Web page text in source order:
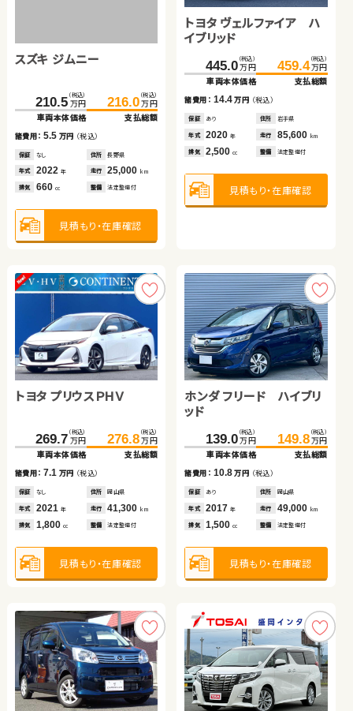
スズキ ジムニー
210.5 （税込）
万円
車両本体価格
216.0 （税込）
万円
支払総額
諸費用：5.5 万円 （税込）
保証 なし 住所 長野県
年式 2022 年 走行 25,000 km
排気 660 cc 整備 法定整備付
見積もり・在庫確認
トヨタ ヴェルファイア ハ
イブリッド
445.0 （税込）
万円
車両本体価格
459.4 （税込）
万円
支払総額
諸費用： 14.4万円 （税込）
保証 あり 住所 岩手県
年式 2020年 走行 85,600 km
排気 2,500cc 整備 法定整備付
見積もり・在庫確認
トヨタ プリウスＰＨＶ
269.7 （税込）
万円
車両本体価格
276.8 （税込）
万円
支払総額
諸費用：7.1 万円 （税込）
保証 なし 住所 岡山県
年式 2021 年 走行 41,300 km
排気 1,800 cc 整備 法定整備付
見積もり・在庫確認
ホンダ フリード ハイブリ
ッド
139.0 （税込）
万円
車両本体価格
149.8 （税込）
万円
支払総額
諸費用： 10.8万円 （税込）
保証 あり 住所 岡山県
年式 2017年 走行 49,000 km
排気 1,500cc 整備 法定整備付
見積もり・在庫確認
トヨタ ヴォクシー ハイブ
425.0 （税込）
万円
車両本体価格
434.5 （税込）
万円
支払総額
諸費用：9.5 万円 （税込）
保証 あり 住所 長野県
年式 2022 年 走行 32,300 km
排気 1,800 整備 法定整備付
見積もり・在庫確認
トヨタ プリウスＰＨＶ
199.7万円
車両本体価格
諸費用：7.4 万円 （税込）
保証 なし 住所 岡山県
排気 1,800cc 整備 法定整備付
ダイハツ タント
151.1 （税込）
万円
車両本体価格
159.7 （税込）
万円
支払総額
諸費用：8.6 万円 （税込）
保証 あり 住所 埼玉県
年式 2021 年 走行 13,500 km
排気 660cc 整備 法定整備付
見積もり・在庫確認
日産 セレナ
53.0 （税込）
万円
車両本体価格
69.8 （税込）
万円
支払総額
諸費用： 16.8万円 （税込）
保証 あり 住所 青森県
年式 2014年 走行 113,700km
排気 2,000cc 整備 法定整備付
見積もり・在庫確認
トヨタ ノア
83.7万円
諸費用：15.7 （税込）
保証 なし 住所 大分県
排気 2,000
ホンダ フリード＋
199.7
車両本体価格
205.2 万円
支払総額
諸費用：5.5万円（税込）
保証 なし 住所 岡山県
年式 2021年 走行 34,600km
スズキ ワゴンＲ
34.7万円
車両本体価格
諸費用：5.9 万円 （税込）
保証 なし 住所 岡山県
排気 660 整備 法定整備付
スズキ アルト ＨＢ
29.7万円
車両本体価格
諸費用：4.3 万円 （税込）
保証 なし 住所 岡山県
排気 660 整備 法定整備付